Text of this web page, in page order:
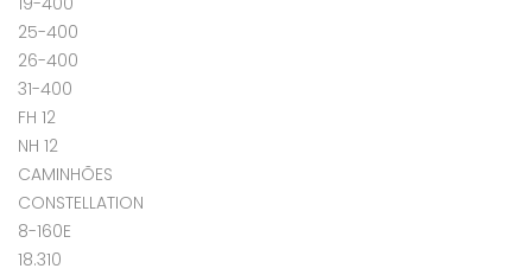
25-400
26-400
31-400
FH 12
NH 12
CAMINHÕES
CONSTELLATION
8-160E
18.310